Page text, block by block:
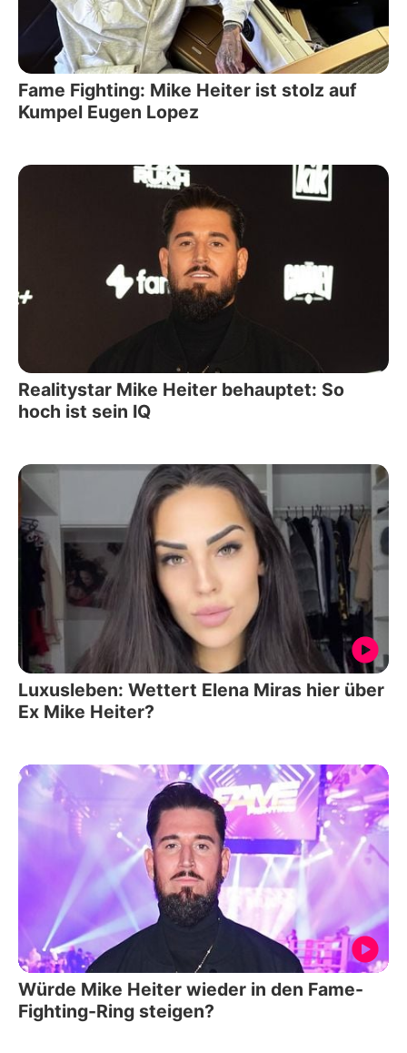
Fame Fighting: Mike Heiter ist stolz auf
Kumpel Eugen Lopez
Realitystar Mike Heiter behauptet: So
hoch ist sein IQ
Luxusleben: Wettert Elena Miras hier über
Ex Mike Heiter?
Würde Mike Heiter wieder in den Fame-
Fighting-Ring steigen?